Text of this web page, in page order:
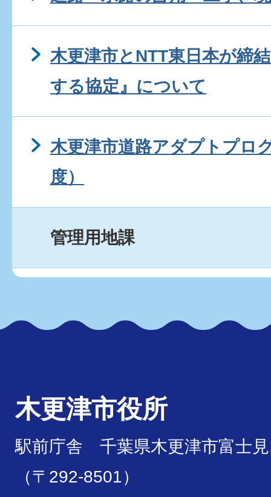
木更津市とNTT東日本が締
する協定』について
木更津市道路アダプトプロ
度）
管理用地課
木更津市役所
駅前庁舎 千葉県木更津市富士
（〒292-8501）